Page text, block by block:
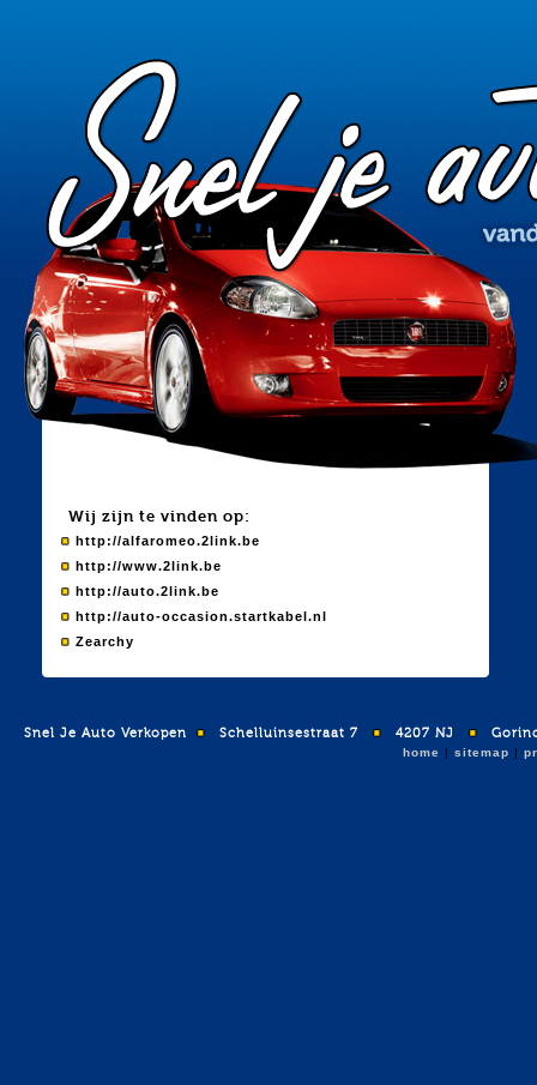
Wij zijn te vinden op:
http://alfaromeo.2link.be
http://www.2link.be
http://auto.2link.be
http://auto-occasion.startkabel.nl
Zearchy
Snel Je Auto Verkopen Schelluinsestraat 7 4207 NJ
home |sitemap |